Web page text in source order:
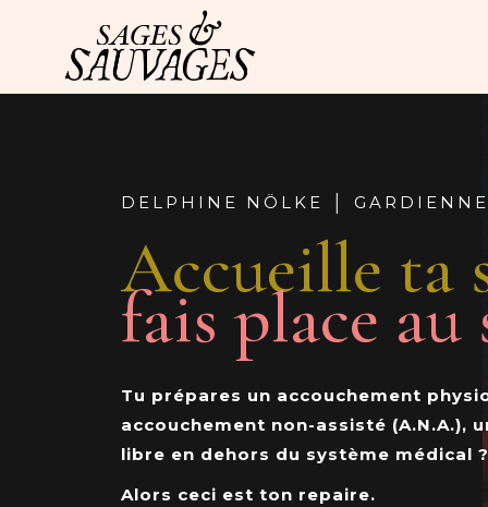
DELPHINE NÖLKE │
Accueille ta
faisplace au
Tu prépares un accouchement
accouchement non-assisté (A.N.A.),
libre en dehors du système médical ?
Alors ceci est ton repaire.